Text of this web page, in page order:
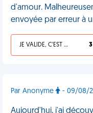
d'amour.
envoyée par erreur à
JE VALIDE, C'EST UNE VDM
Par Anonyme - 09/08/
Aujourd'hui, j'ai